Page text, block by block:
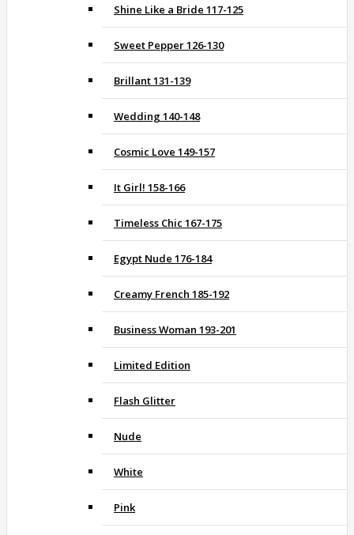
Shine Like a Bride 117-125
Sweet Pepper 126-130
Brillant 131-139
Wedding 140-148
Cosmic Love 149-157
It Girl! 158-166
Timeless Chic 167-175
Egypt Nude 176-184
Creamy French 185-192
Business Woman 193-201
Limited Edition
Flash Glitter
Nude
White
Pink